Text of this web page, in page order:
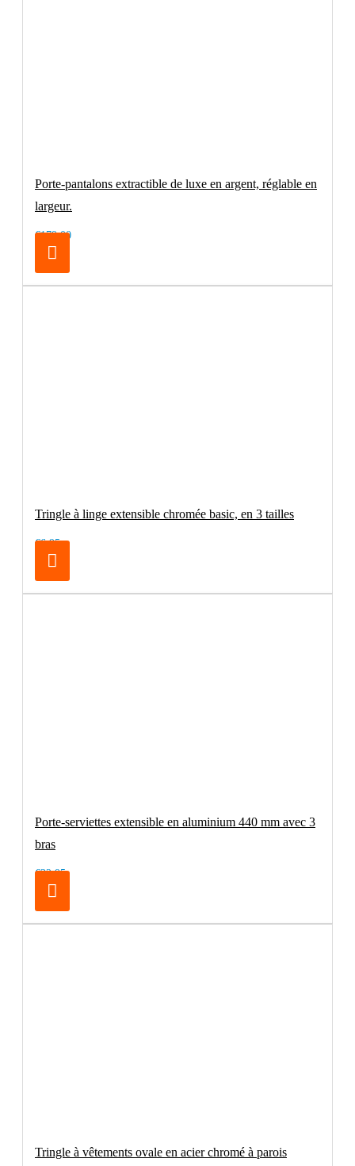
Porte-pantalons extractible de luxe en argent, réglable en
largeur.
€179.00
Tringle à linge extensible chromée basic, en 3 tailles
€6.95
Porte-serviettes extensible en aluminium 440 mm avec 3
bras
€32.95
Tringle à vêtements ovale en acier chromé à parois